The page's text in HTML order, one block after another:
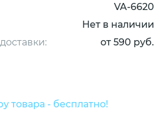
VA-6620
Нет в наличии
от 590 руб.
товара - бесплатно!